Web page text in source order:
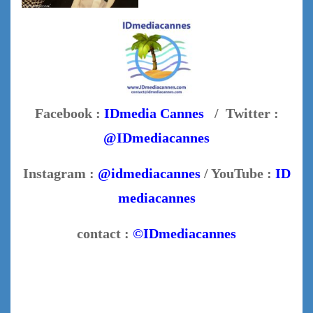
Facebook : IDmedia Cannes/ Twitter :
@IDmediacannes
Instagram : @idmediacannes/ YouTube : ID
mediacannes
contact : ©IDmediacannes